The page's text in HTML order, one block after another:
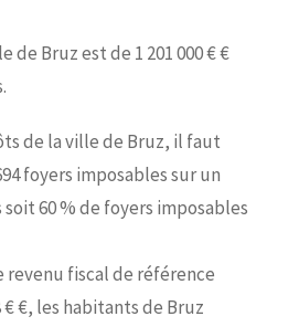
Bruz est de 1 201 000 € €
de la ville de Bruz, il faut
foyers imposables sur un
60 % de foyers imposables
revenu fiscal de référence
€ €, les habitants de Bruz